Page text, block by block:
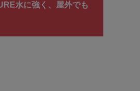
水に強く、屋外でも